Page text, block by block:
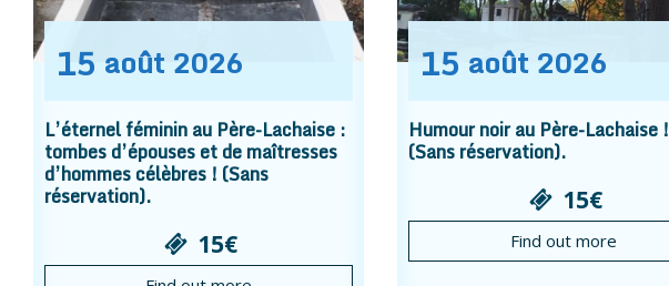
15 août 2026
L’éternel féminin au Père-Lachaise :
tombes d’épouses et de maîtresses
d’hommes célèbres ! (Sans
réservation).
15€
15 août 2026
Humour noir au Père-Lachaise !
(Sans réservation).
15€
Find out more